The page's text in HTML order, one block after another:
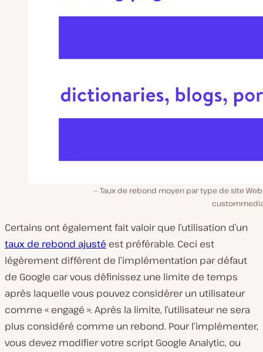
Taux de rebond moyen par type de site Web
Certains ont également fait valoir que l’utilisation d’un
taux de rebond ajusté est préférable. Ceci est
légèrement différent de l’implémentation par défaut
de Google car vous définissez une limite de temps
après laquelle vous pouvez considérer un utilisateur
comme « engagé ». Après la limite, l’utilisateur ne sera
plus considéré comme un rebond. Pour l’implémenter,
vous devez modifier votre script Google Analytic, ou